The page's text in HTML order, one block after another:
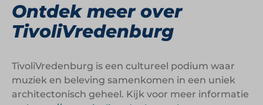
Ontdek meer over
TivoliVredenburg
TivoliVredenburg is een cultureel podium waar
muziek en beleving samenkomen in een uniek
architectonisch geheel. Kijk voor meer informatie